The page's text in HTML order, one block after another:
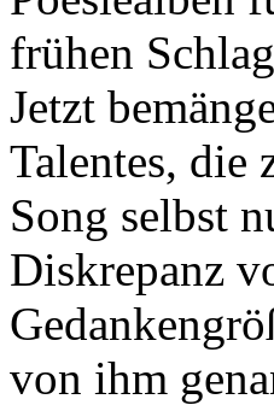
frühen
Jetzt
Talentes, die
Song selbst
Diskrepanz
von ihm